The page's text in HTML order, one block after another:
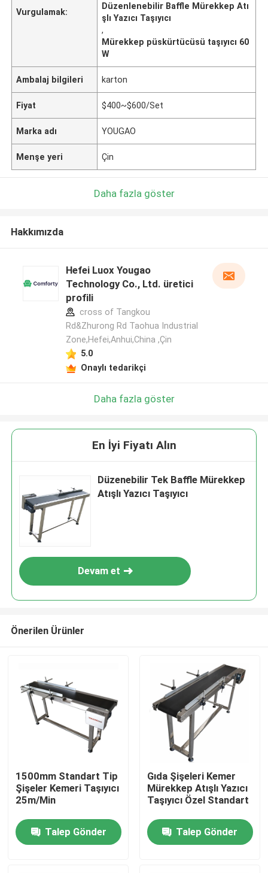
Evde
Ürün
Vurgulamak:
Düzenlenebilir Baffle Mürekkep Atı
şlı Yazıcı Taşıyıcı
,
Mürekkep püskürtücüsü taşıyıcı 60
W
Ambalaj bilgileri karton
Fiyat $400~$600/Set
Marka adı YOUGAO
Menşe yeri Çin
Daha fazla göster
Hakkımızda
Hefei Luox Yougao
Technology Co., Ltd. üretici
profili
cross of Tangkou
Rd&Zhurong Rd Taohua Industrial
Zone,Hefei,Anhui,China ,Çin
5.0
Onaylı tedarikçi
Daha fazla göster
En İyi Fiyatı Alın
Düzenebilir Tek Baffle Mürekkep
Atışlı Yazıcı Taşıyıcı
Devam et
Önerilen Ürünler
1500mm Standart Tip
Şişeler Kemeri Taşıyıcı
25m/Min
Talep Gönder
Gıda Şişeleri Kemer
Mürekkep Atışlı Yazıcı
Taşıyıcı Özel Standart
Talep Gönder